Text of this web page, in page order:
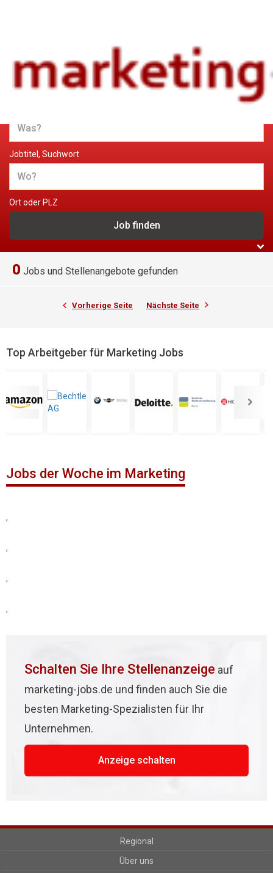
Jobs und Stellenangebote im
Marketing
Jobtitel, Suchwort
Ort oder PLZ
0 Jobs und Stellenangebote gefunden
Vorherige Seite Nächste Seite
Top Arbeitgeber für Marketing Jobs
Jobs der Woche im Marketing
,
,
,
,
Schalten Sie Ihre Stellenanzeige auf
marketing-jobs.de und finden auch Sie die
besten Marketing-Spezialisten für Ihr
Unternehmen.
Anzeige schalten
Regional
Über uns